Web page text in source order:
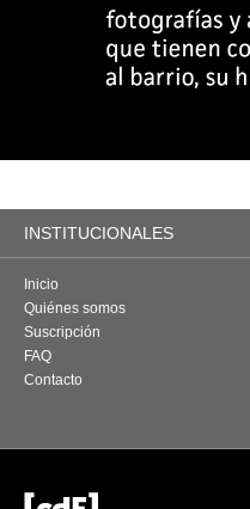
INSTITUCIONALES
Inicio
Quiénes somos
Suscripción
FAQ
Contacto